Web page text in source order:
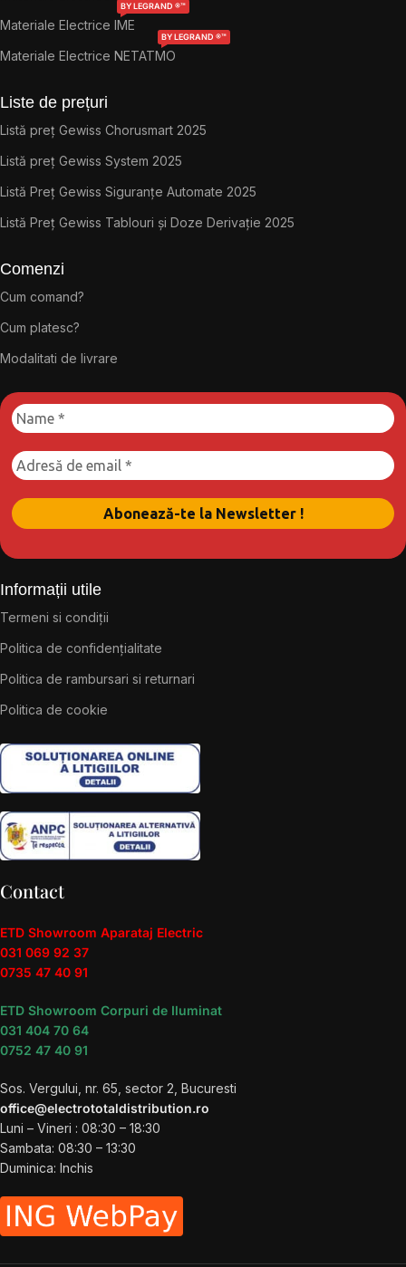
Materiale Electrice IME
BY LEGRAND ®™
Materiale Electrice NETATMO
BY LEGRAND ®™
Liste de prețuri
Listă preț Gewiss Chorusmart 2025
Listă preț Gewiss System 2025
Listă Preț Gewiss Siguranțe Automate 2025
Listă Preț Gewiss Tablouri și Doze Derivație 2025
Comenzi
Cum comand?
Cum platesc?
Modalitati de livrare
Informații utile
Termeni si condiții
Politica de confidențialitate
Politica de rambursari si returnari
Politica de cookie
Contact
ETD Showroom Aparataj Electric
031 069 92 37
0735 47 40 91
ETD Showroom Corpuri de Iluminat
031 404 70 64
0752 47 40 91
Sos. Vergului, nr. 65, sector 2, Bucuresti
office@electrototaldistribution.ro
Luni – Vineri : 08:30 – 18:30
Sambata: 08:30 – 13:30
Duminica: Inchis